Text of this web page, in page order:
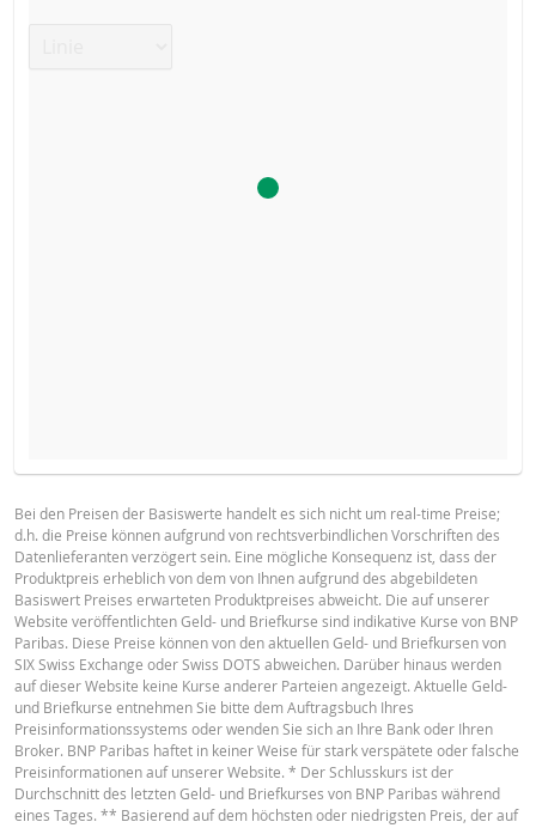
ART
RESETS
6 Aug.
2026 22:25
täglich 0.1
5 Aug.
2026 22:15
täglich 0.13
4 Aug.
2026 22:17
täglich 0.14
3 Aug.
2026 22:16
täglich 0.16
30 Juli
BROSCHÜRE
Deutsch PDF
English PDF
Français PDF
Bei den Preisen der Basiswerte handelt es sich nicht um real-time Preise;
d.h. die Preise können aufgrund von rechtsverbindlichen Vorschriften des
Datenlieferanten verzögert sein. Eine mögliche Konsequenz ist, dass der
Produktpreis erheblich von dem von Ihnen aufgrund des abgebildeten
Basiswert Preises erwarteten Produktpreises abweicht. Die auf unserer
Website veröffentlichten Geld- und Briefkurse sind indikative Kurse von BNP
Paribas. Diese Preise können von den aktuellen Geld- und Briefkursen von
SIX Swiss Exchange oder Swiss DOTS abweichen. Darüber hinaus werden
auf dieser Website keine Kurse anderer Parteien angezeigt. Aktuelle Geld-
und Briefkurse entnehmen Sie bitte dem Auftragsbuch Ihres
Preisinformationssystems oder wenden Sie sich an Ihre Bank oder Ihren
Broker. BNP Paribas haftet in keiner Weise für stark verspätete oder falsche
Preisinformationen auf unserer Website. * Der Schlusskurs ist der
Durchschnitt des letzten Geld- und Briefkurses von BNP Paribas während
eines Tages. ** Basierend auf dem höchsten oder niedrigsten Preis, der auf